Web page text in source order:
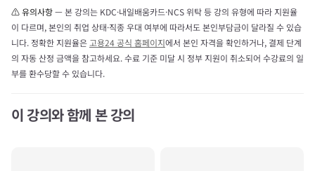
⚠ 유의사항— 본 강의는 KDC·내일배움카드·NCS 위탁 등 강의 유형에 따라 지원율
이 다르며, 본인의 취업 상태·직종 우대 여부에 따라서도 본인부담금이 달라질 수 있습
니다. 정확한 지원율은고용24 공식 홈페이지에서 본인 자격을 확인하거나, 결제 단계
의 자동 산정 금액을 참고하세요. 수료 기준 미달 시 정부 지원이 취소되어 수강료의 일
부를 환수당할 수 있습니다.
이 강의와 함께 본 강의